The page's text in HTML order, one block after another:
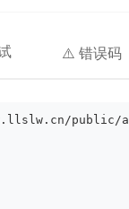
⚠️ 错误码
public/